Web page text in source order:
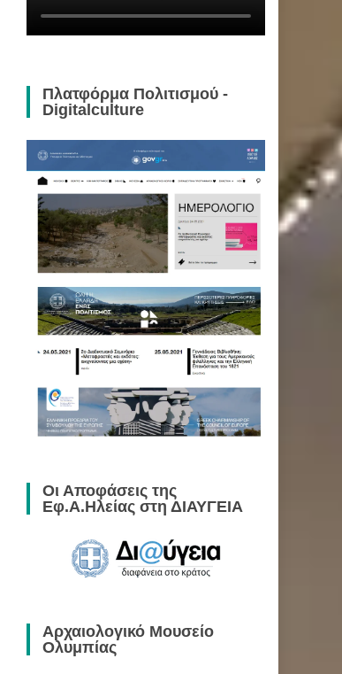
Πλατφόρμα Πολιτισμού -
Digitalculture
Οι Αποφάσεις της
Εφ.Α.Ηλείας στη ΔΙΑΥΓΕΙΑ
Αρχαιολογικό Μουσείο
Ολυμπίας